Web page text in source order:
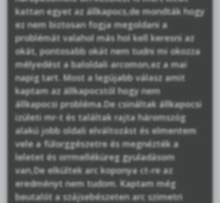
kattan egyet az állkapocs,de mondták hogy
ez nem biztosan fogja megoldani a
problémát valahol más hol kell keresni az
okát, pontosabb okát nem tudni mi okozza
mélyedést a baloldali arcomon,ez a mai
napig tart. Most a legújabb válasz amit
kaptam az állkapocstól hogy nem
állkapocsi probléma.De csináltak állkapocsi
izületi mr-t és találtak rajta háromszög
alakú jobb oldali elváltozást és elmentem
vele a fülorggészetre és megnézték a
leletet és orrmelléküreg gyuladásom
van,De elkültek arc koponya ct-re az
eredményt nem tudom. Kaptam még
beutalót a szájsebészeten arc szimetri